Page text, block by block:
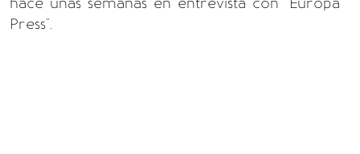
Press".